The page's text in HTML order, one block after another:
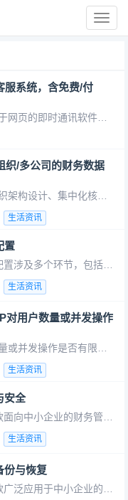
展
开
服系统，含免费/付
织/多公司的财务数据
生活资讯
置
生活资讯
对用户数量或并发操作
生活资讯
安全
生活资讯
份与恢复